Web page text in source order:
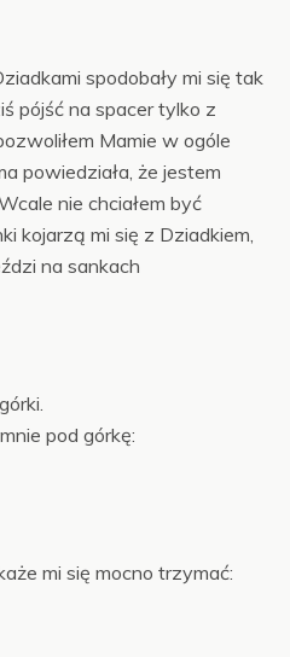
spodobały mi się tak
pójść na spacer tylko z
Mamie w ogóle
powiedziała, że jestem
nie chciałem być
kojarzą mi się z Dziadkiem,
na sankach
pod górkę:
mi się mocno trzymać: